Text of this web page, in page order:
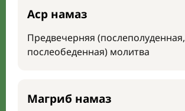
Аср намаз
Предвечерняя (послеполуденная,
послеобеденная) молитва
Магриб намаз